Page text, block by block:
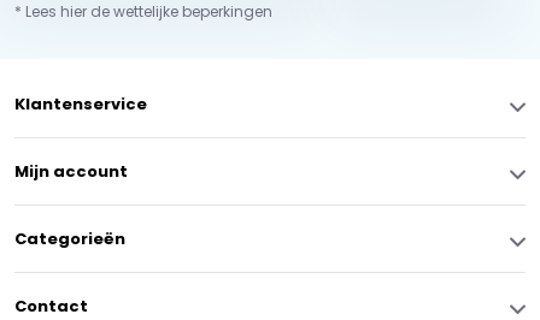
* Lees hier de wettelijke beperkingen
Klantenservice
Mijn account
Categorieën
Contact